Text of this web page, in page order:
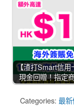
【渣打Smart信用
現金回贈！指定
Categories: 最